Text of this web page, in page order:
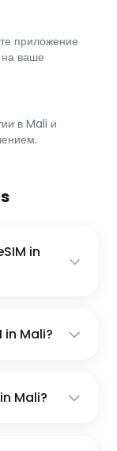
приложение
ваше
в Mali и
in
Mali?
Mali?